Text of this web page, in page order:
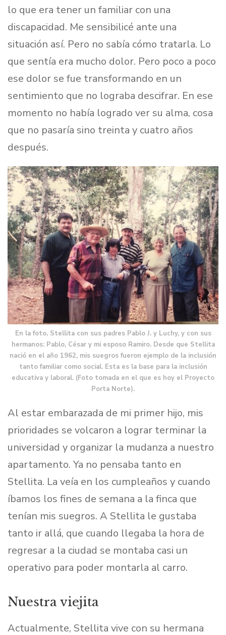
lo que era tener un familiar con una
discapacidad. Me sensibilicé ante una
situación así. Pero no sabía cómo tratarla. Lo
que sentía era mucho dolor. Pero poco a poco
ese dolor se fue transformando en un
sentimiento que no lograba descifrar. En ese
momento no había logrado ver su alma, cosa
que no pasaría sino treinta y cuatro años
después.
En la foto, Stellita con sus padres Pablo J. y Luchy, y con sus
hermanos: Pablo, César y mi esposo Ramiro. Desde que Stellita
nació en el año 1962, mis suegros fueron ejemplo de la inclusión
tanto familiar como social. Esta es la base para la inclusión
educativa y laboral. (Foto tomada en el que es hoy el Proyecto
Porta Norte).
Al estar embarazada de mi primer hijo, mis
prioridades se volcaron a lograr terminar la
universidad y organizar la mudanza a nuestro
apartamento. Ya no pensaba tanto en
Stellita. La veía en los cumpleaños y cuando
íbamos los fines de semana a la finca que
tenían mis suegros. A Stellita le gustaba
tanto ir allá, que cuando llegaba la hora de
regresar a la ciudad se montaba casi un
operativo para poder montarla al carro.
Nuestra viejita
Actualmente, Stellita vive con su hermana